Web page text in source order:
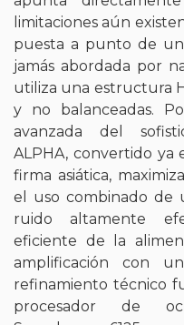
limitaciones aún
puesta a punto de
jamás abordada por
utiliza una estructura
y no balanceadas.
avanzada del
ALPHA, convertido
firma asiática,
el uso combinado de
ruido altamente
eficiente de la
amplificación con
refinamiento técnico
procesador de